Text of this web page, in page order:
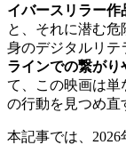
イバースリラー作
と、それに潜む
身のデジタルリテ
ラインでの繋が
て、この映画は単
の行動を見つめ直
本記事では、